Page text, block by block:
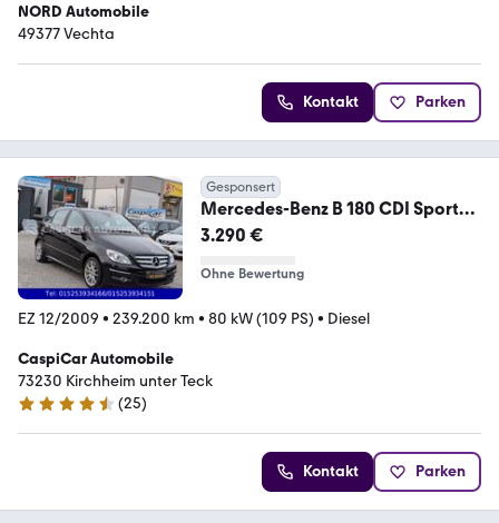
NORD Automobile
49377 Vechta
Kontakt Parken
Gesponsert
Mercedes-Benz B 180 CDI Sports
Tourer,KLIMA,SHZ,AHK,ALU,2.HAN
3.290 €
Ohne Bewertung
EZ 12/2009 • 239.200 km • 80 kW (109 PS) • Diesel
CaspiCar Automobile
73230 Kirchheim unter Teck
4.6 Sterne
(25)
Kontakt Parken